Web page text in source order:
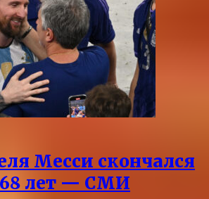
Месси скончался
68 лет — СМИ